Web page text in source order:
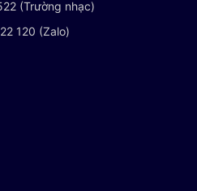
(Trường nhạc)
120 (Zalo)